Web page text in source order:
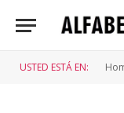
USTED ESTÁ EN: